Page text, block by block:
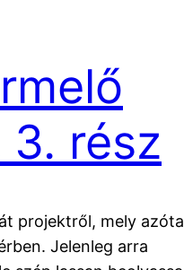
rész
projektről, mely azóta
Jelenleg arra